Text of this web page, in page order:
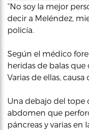
“No soy la mejor
decir a Meléndez,
policía.
Según el médico
heridas de balas
Varias de ellas,
Una debajo del tope
abdomen que
páncreas y varias en